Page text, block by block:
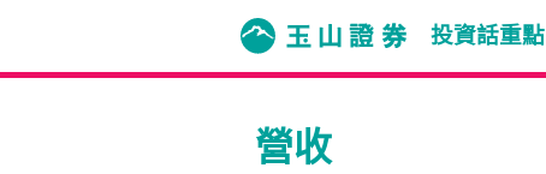
投資話重點
營收